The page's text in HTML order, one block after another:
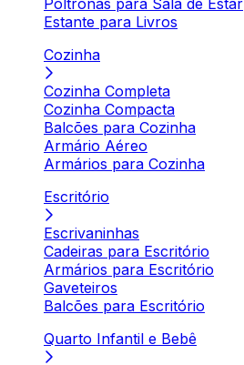
Poltronas para Sala de Estar
Estante para Livros
Cozinha
Cozinha Completa
Cozinha Compacta
Balcões para Cozinha
Armário Aéreo
Armários para Cozinha
Escritório
Escrivaninhas
Cadeiras para Escritório
Armários para Escritório
Gaveteiros
Balcões para Escritório
Quarto Infantil e Bebê